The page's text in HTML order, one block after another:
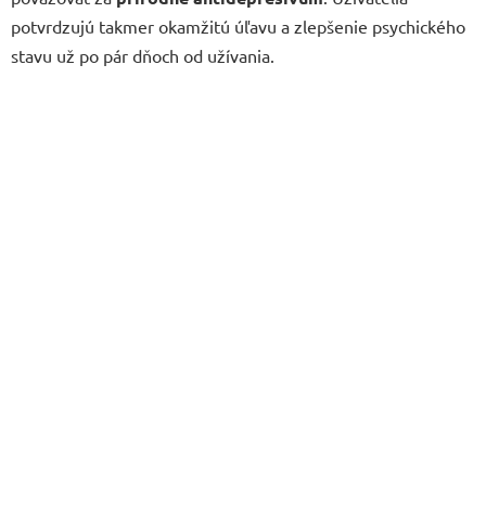
potvrdzujú takmer okamžitú úľavu a zlepšenie psychického
stavu už po pár dňoch od užívania.